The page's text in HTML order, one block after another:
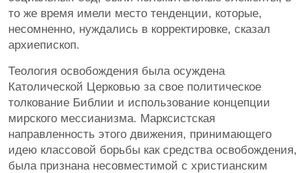
то же время имели место тенденции, которые,
несомненно, нуждались в корректировке, сказал
архиепископ.
Теология освобождения была осуждена
Католической Церковью за свое политическое
толкование Библии и использование концепции
мирского мессианизма. Марксистская
направленность этого движения, принимающего
идею классовой борьбы как средства освобождения,
была признана несовместимой с христианским